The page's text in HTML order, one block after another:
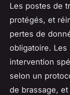
Les postes de
protégés, et
pertes de
obligatoire.
intervention
selon un
de brassage,